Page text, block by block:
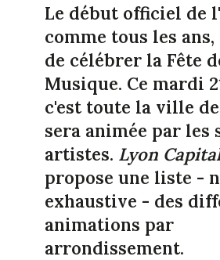
Le début officiel de
comme tous les
de célébrer la Fête
Musique. Ce mardi
c'est toute la ville
sera animée par les
artistes. Lyon
propose une liste -
exhaustive - des
animations par
arrondissement.